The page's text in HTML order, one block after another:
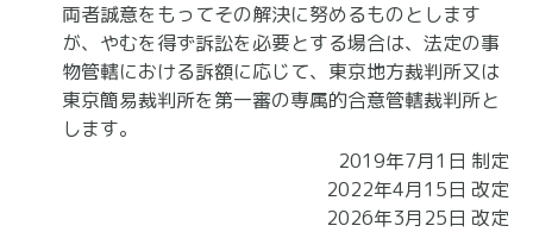
両者誠意をもってその解決に努めるものとします
が、やむを得ず訴訟を必要とする場合は、法定の事
物管轄における訴額に応じて、東京地方裁判所又は
東京簡易裁判所を第一審の専属的合意管轄裁判所と
します。
2019年7月1日 制定
2022年4月15日 改定
2026年3月25日 改定